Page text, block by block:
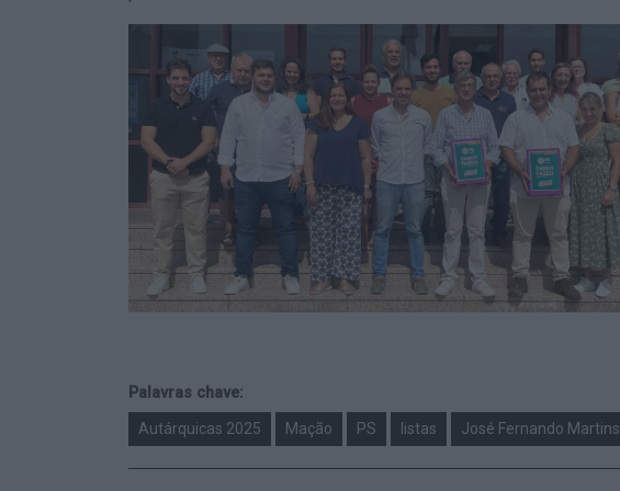
Palavras chave:
Autárquicas 2025 Mação PS listas José Fernando Martins